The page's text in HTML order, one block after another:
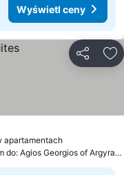
Wyświetl ceny
apartamentachWyświetl
do: Agios Georgios of